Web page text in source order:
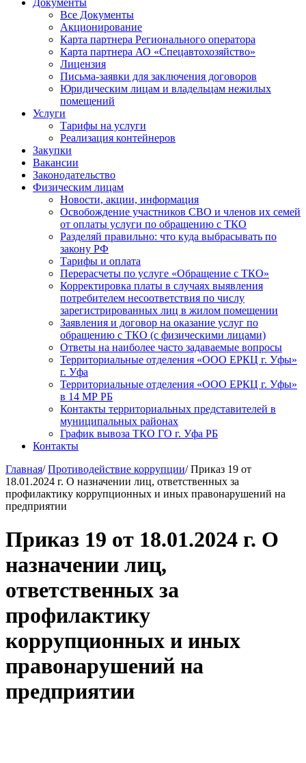
Все Документы
Акционирование
Карта партнера Регионального оператора
Карта партнера АО «Спецавтохозяйство»
Лицензия
Письма-заявки для заключения договоров
Юридическим лицам и владельцам нежилых
помещений
Услуги
Тарифы на услуги
Реализация контейнеров
Закупки
Вакансии
Законодательство
Физическим лицам
Новости, акции, информация
Освобождение участников СВО и членов их семей
от оплаты услуги по обращению с ТКО
Разделяй правильно: что куда выбрасывать по
закону РФ
Тарифы и оплата
Перерасчеты по услуге «Обращение с ТКО»
Корректировка платы в случаях выявления
потребителем несоответствия по числу
зарегистрированных лиц в жилом помещении
Заявления и договор на оказание услуг по
обращению с ТКО (с физическими лицами)
Ответы на наиболее часто задаваемые вопросы
Территориальные отделения «ООО ЕРКЦ г. Уфы»
г. Уфа
Территориальные отделения «ООО ЕРКЦ г. Уфы»
в 14 МР РБ
Контакты территориальных представителей в
муниципальных районах
График вывоза ТКО ГО г. Уфа РБ
Контакты
Главная/ Противодействие коррупции/ Приказ 19 от
18.01.2024 г. О назначении лиц, ответственных за
профилактику коррупционных и иных правонарушений на
предприятии
Приказ 19 от 18.01.2024 г. О
назначении лиц,
ответственных за
профилактику
коррупционных и иных
правонарушений на
предприятии